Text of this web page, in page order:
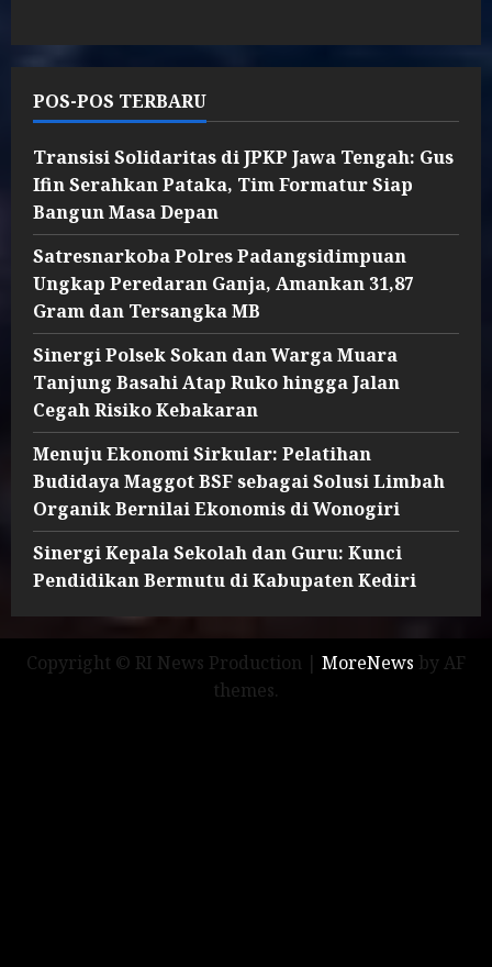
POS-POS TERBARU
Transisi Solidaritas di JPKP Jawa Tengah: Gus
Ifin Serahkan Pataka, Tim Formatur Siap
Bangun Masa Depan
Satresnarkoba Polres Padangsidimpuan
Ungkap Peredaran Ganja, Amankan 31,87
Gram dan Tersangka MB
Sinergi Polsek Sokan dan Warga Muara
Tanjung Basahi Atap Ruko hingga Jalan
Cegah Risiko Kebakaran
Menuju Ekonomi Sirkular: Pelatihan
Budidaya Maggot BSF sebagai Solusi Limbah
Organik Bernilai Ekonomis di Wonogiri
Sinergi Kepala Sekolah dan Guru: Kunci
Pendidikan Bermutu di Kabupaten Kediri
Copyright © RI News Production | MoreNews by AF
themes.